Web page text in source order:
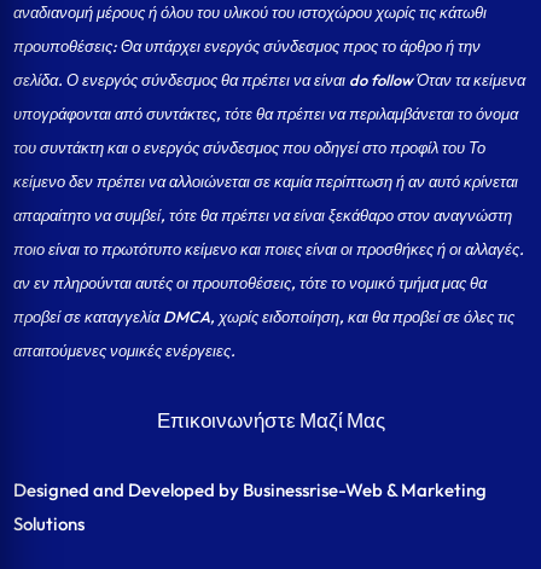
αναδιανομή μέρους ή όλου του υλικού του ιστοχώρου χωρίς τις κάτωθι
προυποθέσεις: Θα υπάρχει ενεργός σύνδεσμος προς το άρθρο ή την
σελίδα.Ο ενεργός σύνδεσμος θα πρέπει να είναι do follow Όταν τα κείμενα
υπογράφονται από συντάκτες, τότε θα πρέπει να περιλαμβάνεται το όνομα
του συντάκτη και ο ενεργός σύνδεσμος που οδηγεί στο προφίλ του Το
κείμενο δεν πρέπει να αλλοιώνεται σε καμία περίπτωση ή αν αυτό κρίνεται
απαραίτητο να συμβεί, τότε θα πρέπει να είναι ξεκάθαρο στον αναγνώστη
ποιο είναι το πρωτότυπο κείμενο και ποιες είναι οι προσθήκες ή οι αλλαγές.
αν εν πληρούνται αυτές οι προυποθέσεις, τότε το νομικό τμήμα μας θα
προβεί σε καταγγελία DMCA, χωρίς ειδοποίηση, και θα προβεί σε όλες τις
απαιτούμενες νομικές ενέργειες.
Επικοινωνήστε Μαζί Μας
Designed and Developed by Businessrise-Web & Marketing
Solutions